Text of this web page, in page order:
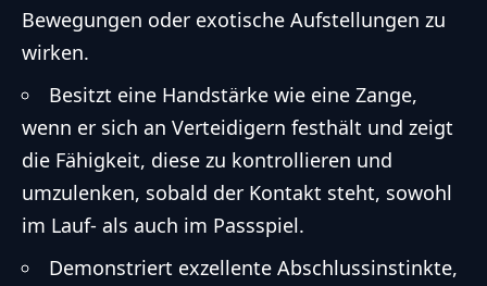
Bewegungen oder exotische Aufstellungen zu
wirken.
Besitzt eine Handstärke wie eine Zange,
wenn er sich an Verteidigern festhält und zeigt
die Fähigkeit, diese zu kontrollieren und
umzulenken, sobald der Kontakt steht, sowohl
im Lauf- als auch im Passspiel.
Demonstriert exzellente Abschlussinstinkte,